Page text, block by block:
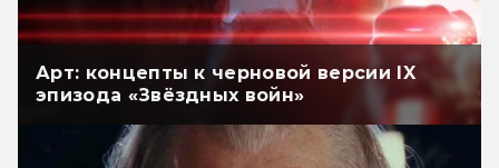
Арт: концепты к черновой версии IX
эпизода «Звёздных войн»